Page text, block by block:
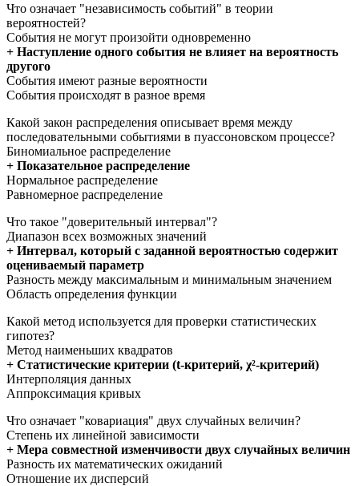
Что означает "независимость событий" в теории
вероятностей?
События не могут произойти одновременно
+ Наступление одного события не влияет на вероятность
другого
События имеют разные вероятности
События происходят в разное время
Какой закон распределения описывает время между
последовательными событиями в пуассоновском процессе?
Биномиальное распределение
+ Показательное распределение
Нормальное распределение
Равномерное распределение
Что такое "доверительный интервал"?
Диапазон всех возможных значений
+ Интервал, который с заданной вероятностью содержит
оцениваемый параметр
Разность между максимальным и минимальным значением
Область определения функции
Какой метод используется для проверки статистических
гипотез?
Метод наименьших квадратов
+ Статистические критерии (t-критерий, χ²-критерий)
Интерполяция данных
Аппроксимация кривых
Что означает "ковариация" двух случайных величин?
Степень их линейной зависимости
+ Мера совместной изменчивости двух случайных величин
Разность их математических ожиданий
Отношение их дисперсий